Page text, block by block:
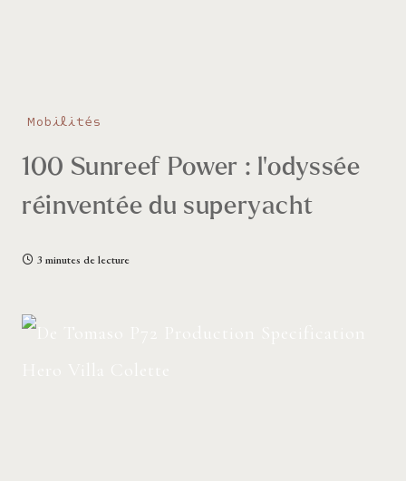
Mobilités
100 Sunreef Power : l’odyssée
réinventée du superyacht
3 minutes de lecture